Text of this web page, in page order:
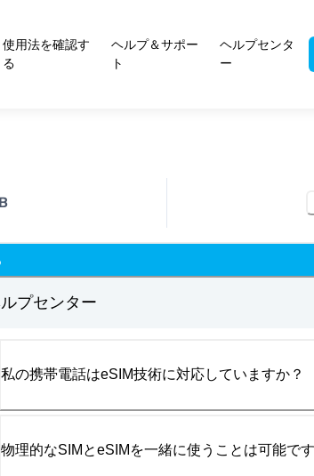
使用法を確認す
る
ヘルプ＆サポー
ト
ヘルプセンタ
ー
プセンター
私の携帯電話はeSIM技術に対応していますか？
物理的なSIMとeSIMを一緒に使うことは可能で